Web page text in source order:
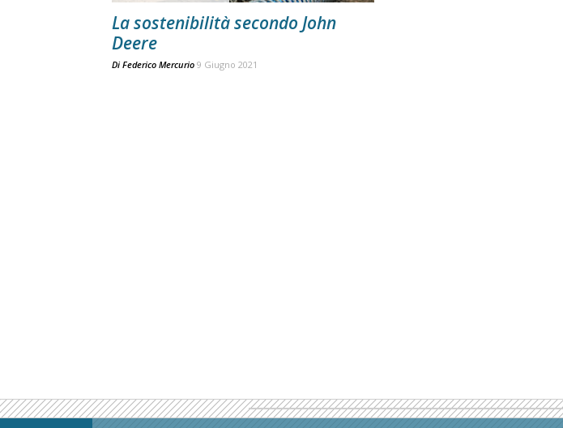
La sostenibilità secondo John
Deere
Di Federico Mercurio 9 Giugno 2021